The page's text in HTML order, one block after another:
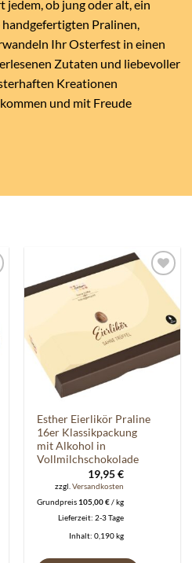
jedem, ob jung oder alt, ein
handgefertigten Pralinen,
Ihr Osterfest in einen
Zutaten und liebevoller
Kreationen
und mit Freude
Auf die
Wunschliste
Esther Eierlikör Praline
16er Klassikpackung
mit Alkohol in
Vollmilchschokolade
19,95€
zzgl.Versandkosten
Grundpreis 105,00€/kg
Lieferzeit:2-3 Tage
Inhalt: 0,190kg